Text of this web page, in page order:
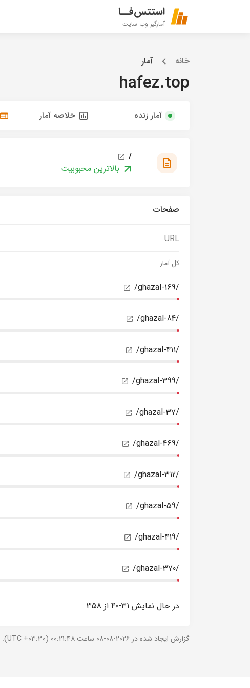
استتس‌فــا
آمارگیر وب سایت
خانه آمار
hafez.top
آمار زنده خلاصه آمار
/
بالاترین محبوبیت
صفحات
URL
کل آمار
/ghazal-169/
/ghazal-84/
/ghazal-411/
/ghazal-399/
/ghazal-37/
/ghazal-469/
/ghazal-312/
/ghazal-59/
/ghazal-419/
/ghazal-370/
در حال نمایش 31-40 از 358
گزارش ایجاد شده در 2026-08-08 ساعت 00:21:48 (UTC +03:30).